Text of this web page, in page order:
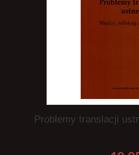
Problemy translacji